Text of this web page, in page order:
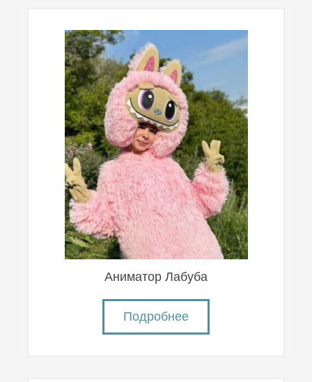
Аниматор Лабуба
Подробнее